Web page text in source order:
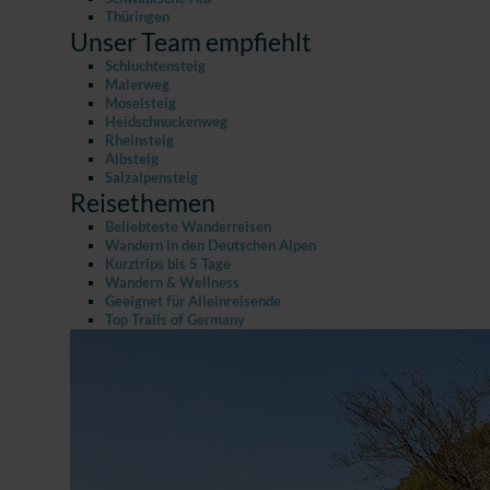
Thüringen
Unser Team empfiehlt
Schluchtensteig
Malerweg
Moselsteig
Heidschnuckenweg
Rheinsteig
Albsteig
Salzalpensteig
Reisethemen
Beliebteste Wanderreisen
Wandern in den Deutschen Alpen
Kurztrips bis 5 Tage
Wandern & Wellness
Geeignet für Alleinreisende
Top Trails of Germany